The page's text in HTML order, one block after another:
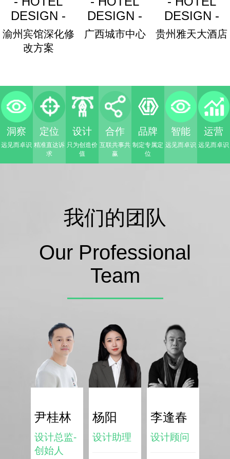
DESIGN -
渝州宾馆深化修
改方案
DESIGN -
广西城市中心
DESIGN -
贵州雅天大酒店
洞察
远见而卓识
定位
精准直达诉
求
设计
只为创造价
值
合作
互联共事共
赢
品牌
制定专属定
位
智能
远见而卓识
运营
远见而卓识
我们的团队
Our Professional
Team
尹桂林
设计总监-
创始人
杨阳
设计助理
李逢春
设计顾问